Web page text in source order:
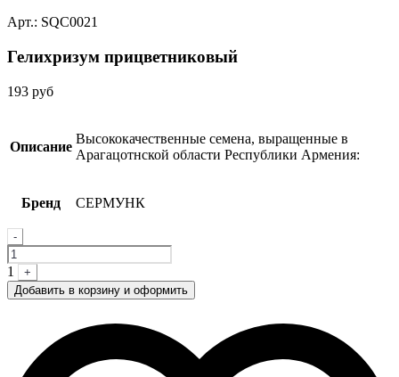
Арт.: SQC0021
Гелихризум прицветниковый
193 руб
Описание
Высококачественные семена, выращенные в
Арагацотнской области Республики Армения:
Бренд СЕРМУНК
Quantity
-
1
+
Добавить в корзину и оформить